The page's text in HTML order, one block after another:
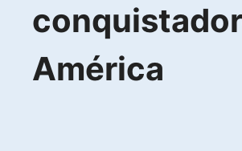
América